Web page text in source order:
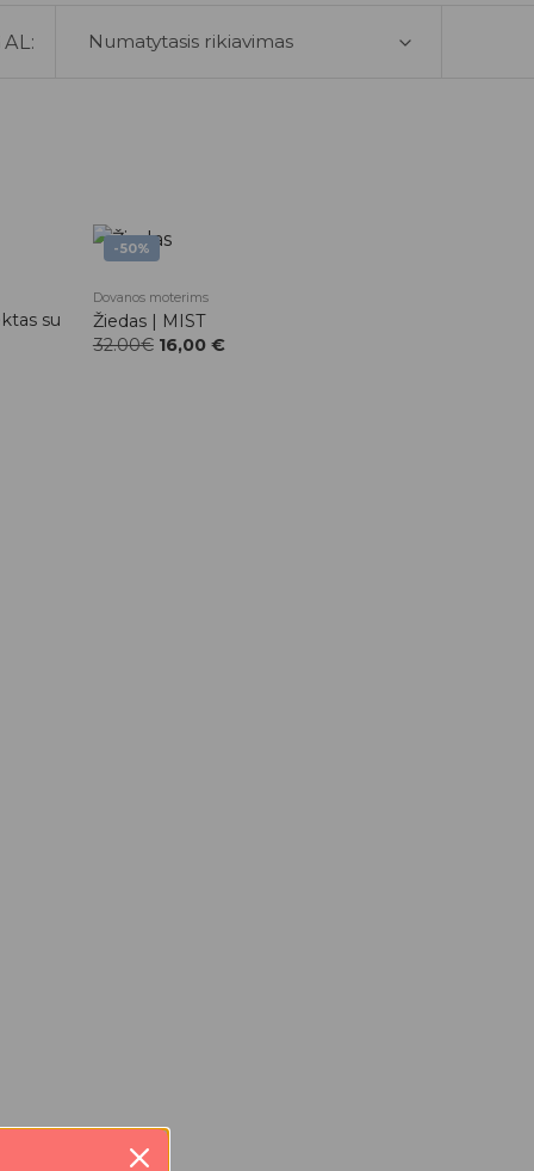
su
-50%
Dovanos moterims
Žiedas | MIST
32.00€ 16,00 €